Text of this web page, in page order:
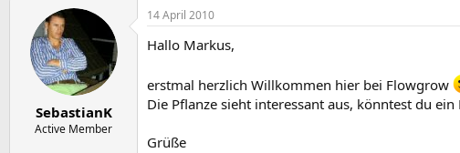
SebastianK
Active Member
14 April 2010
Hallo Markus,
erstmal herzlich Willkommen hier bei Flowgrow
Die Pflanze sieht interessant aus, könntest du
Grüße